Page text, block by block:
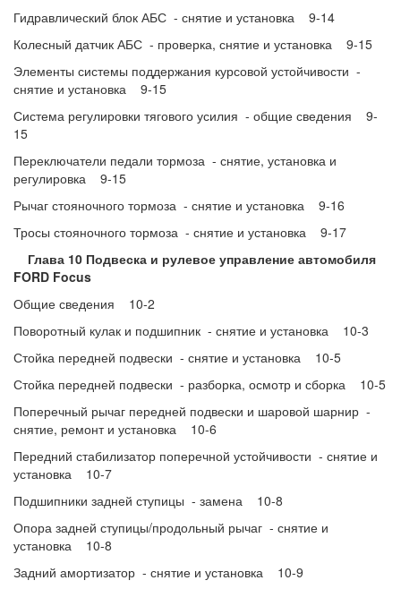
Гидравлический блок АБС - снятие и установка 9-14
Колесный датчик АБС - проверка, снятие и установка 9-15
Элементы системы поддержания курсовой устойчивости -
снятие и установка 9-15
Система регулировки тягового усилия - общие сведения 9-
15
Переключатели педали тормоза - снятие, установка и
регулировка 9-15
Рычаг стояночного тормоза - снятие и установка 9-16
Тросы стояночного тормоза - снятие и установка 9-17
Глава 10 Подвеска и рулевое управление автомобиля
FORD Focus
Общие сведения 10-2
Поворотный кулак и подшипник - снятие и установка 10-3
Стойка передней подвески - снятие и установка 10-5
Стойка передней подвески - разборка, осмотр и сборка 10-5
Поперечный рычаг передней подвески и шаровой шарнир -
снятие, ремонт и установка 10-6
Передний стабилизатор поперечной устойчивости - снятие и
установка 10-7
Подшипники задней ступицы - замена 10-8
Опора задней ступицы/продольный рычаг - снятие и
установка 10-8
Задний амортизатор - снятие и установка 10-9